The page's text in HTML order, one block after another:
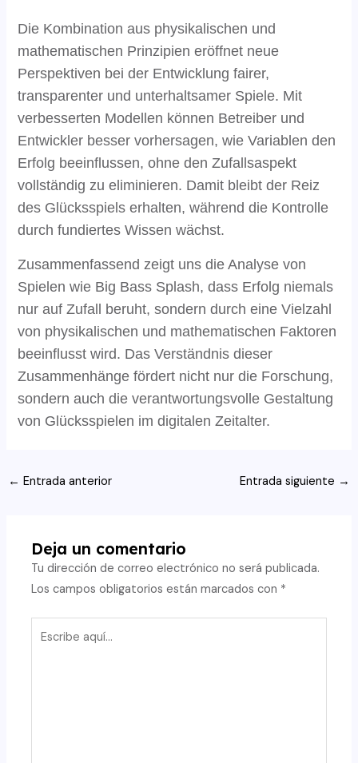
Die Kombination aus physikalischen und
mathematischen Prinzipien eröffnet neue
Perspektiven bei der Entwicklung fairer,
transparenter und unterhaltsamer Spiele. Mit
verbesserten Modellen können Betreiber und
Entwickler besser vorhersagen, wie Variablen den
Erfolg beeinflussen, ohne den Zufallsaspekt
vollständig zu eliminieren. Damit bleibt der Reiz
des Glücksspiels erhalten, während die Kontrolle
durch fundiertes Wissen wächst.
Zusammenfassend zeigt uns die Analyse von
Spielen wie Big Bass Splash, dass Erfolg niemals
nur auf Zufall beruht, sondern durch eine Vielzahl
von physikalischen und mathematischen Faktoren
beeinflusst wird. Das Verständnis dieser
Zusammenhänge fördert nicht nur die Forschung,
sondern auch die verantwortungsvolle Gestaltung
von Glücksspielen im digitalen Zeitalter.
Navegación
← Entrada anterior Entrada siguiente →
Deja un comentario
Tu dirección de correo electrónico no será publicada.
Los campos obligatorios están marcados con *